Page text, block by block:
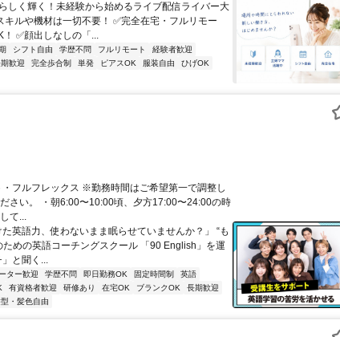
しく輝く！未経験から始めるライブ配信ライバー大
キルや機材は一切不要！ ✅完全在宅・フルリモー
！ ✅顔出しなしの「...
シフト自由 学歴不問 フルリモート
経験者歓迎
歓迎 完全歩合制 単発 ピアスOK 服装自由
ひげOK
フルフレックス ※勤務時間はご希望第一で調整し
さい。 ・朝6:00〜10:00頃、夕方17:00〜24:00の時
て...
英語力、使わないまま眠らせていませんか？」 “も
ための英語コーチングスクール 「90 English」を運
と聞く...
ター歓迎 学歴不問 即日勤務OK 固定時間制
英語
有資格者歓迎 研修あり 在宅OK ブランクOK
長期歓迎
・髪色自由